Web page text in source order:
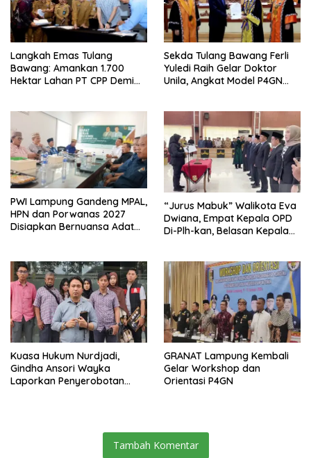
Langkah Emas Tulang
Bawang: Amankan 1.700
Hektar Lahan PT CPP Demi
Sekda Tulang Bawang Ferli
Yuledi Raih Gelar Doktor
Unila, Angkat Model P4GN
PWI Lampung Gandeng MPAL,
HPN dan Porwanas 2027
Disiapkan Bernuansa Adat
“Jurus Mabuk” Walikota Eva
Dwiana, Empat Kepala OPD
Di-Plh-kan, Belasan Kepala
Kuasa Hukum Nurdjadi,
Gindha Ansori Wayka
Laporkan Penyerobotan
GRANAT Lampung Kembali
Gelar Workshop dan
Orientasi P4GN
Tambah Komentar